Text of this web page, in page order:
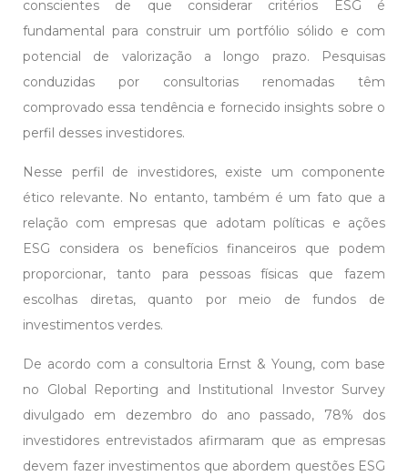
conscientes de que considerar critérios ESG é
fundamental para construir um portfólio sólido e com
potencial de valorização a longo prazo. Pesquisas
conduzidas por consultorias renomadas têm
comprovado essa tendência e fornecido insights sobre o
perfil desses investidores.
Nesse perfil de investidores, existe um componente
ético relevante. No entanto, também é um fato que a
relação com empresas que adotam políticas e ações
ESG considera os benefícios financeiros que podem
proporcionar, tanto para pessoas físicas que fazem
escolhas diretas, quanto por meio de fundos de
investimentos verdes.
De acordo com a consultoria Ernst & Young, com base
no Global Reporting and Institutional Investor Survey
divulgado em dezembro do ano passado, 78% dos
investidores entrevistados afirmaram que as empresas
devem fazer investimentos que abordem questões ESG